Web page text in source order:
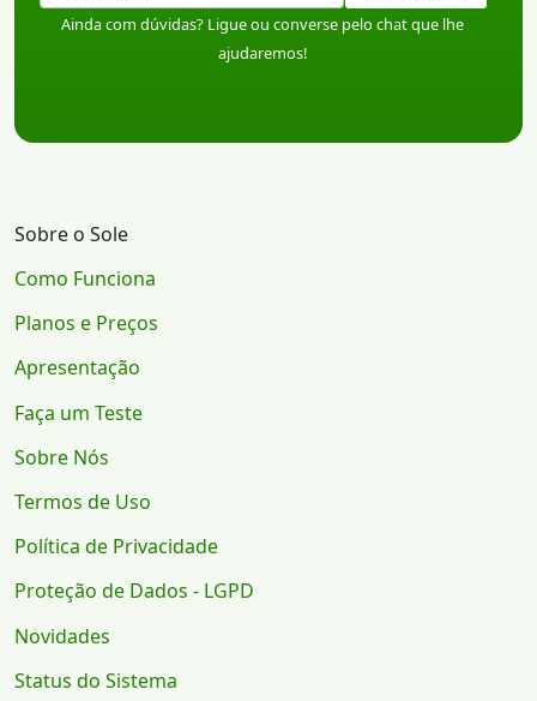
Ainda com dúvidas? Ligue ou converse pelo chat que lhe
ajudaremos!
Sobre o Sole
Como Funciona
Planos e Preços
Apresentação
Faça um Teste
Sobre Nós
Termos de Uso
Política de Privacidade
Proteção de Dados - LGPD
Novidades
Status do Sistema